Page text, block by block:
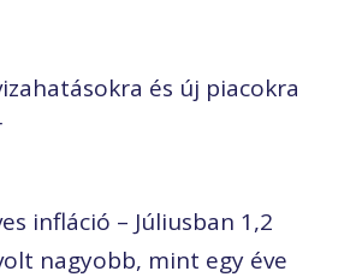
és új piacokra
infláció – Júliusban 1,2
nagyobb, mint egy éve